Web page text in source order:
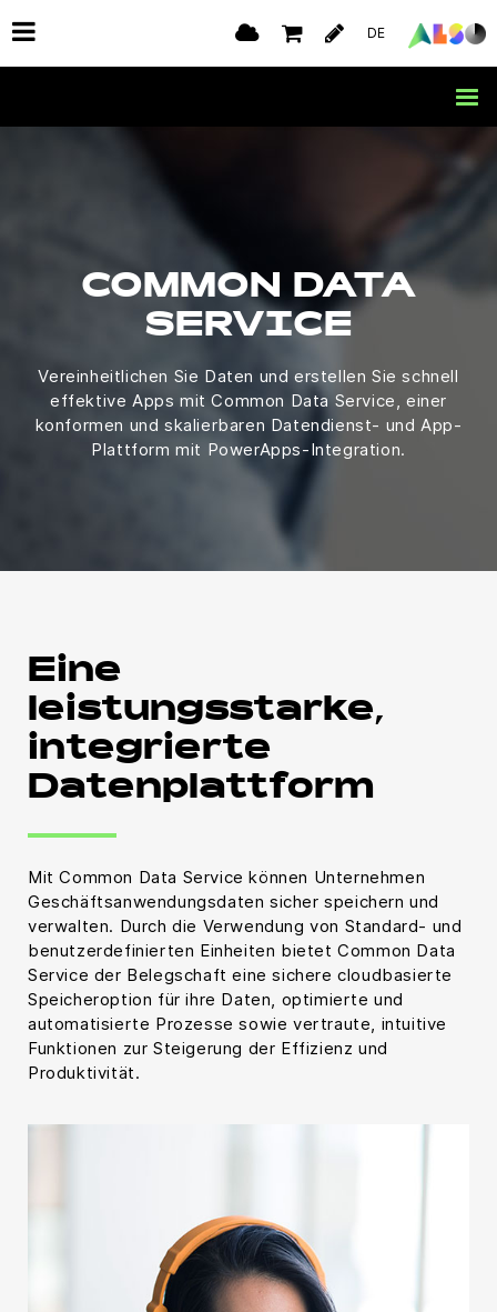
DE
COMMON DATA
SERVICE
Vereinheitlichen Sie Daten und erstellen Sie schnell
effektive Apps mit Common Data Service, einer
konformen und skalierbaren Datendienst- und App-
Plattform mit PowerApps-Integration.
Eine
leistungsstarke,
integrierte
Datenplattform
Mit Common Data Service können Unternehmen
Geschäftsanwendungsdaten sicher speichern und
verwalten. Durch die Verwendung von Standard- und
benutzerdefinierten Einheiten bietet Common Data
Service der Belegschaft eine sichere cloudbasierte
Speicheroption für ihre Daten, optimierte und
automatisierte Prozesse sowie vertraute, intuitive
Funktionen zur Steigerung der Effizienz und
Produktivität.